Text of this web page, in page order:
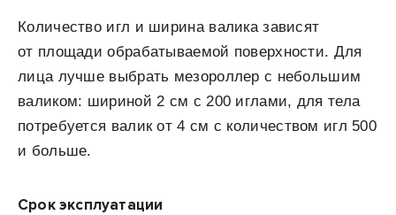
Количество игл и ширина валика зависят
от площади обрабатываемой поверхности. Для
лица лучше выбрать мезороллер с небольшим
валиком: шириной 2 см с 200 иглами, для тела
потребуется валик от 4 см с количеством игл 500
и больше.
Срок эксплуатации